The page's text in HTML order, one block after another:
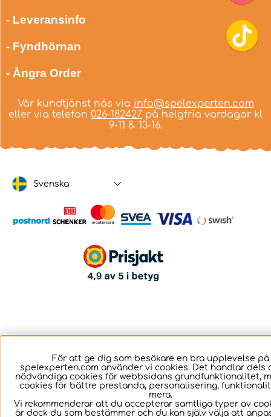
- Leveransinfo
- Fyndhörnan
- Ångra Order
Vår kundtjänst nås via info@spelexperten.com
eller via telefon 026-182427 på helgfria vardagar kl
9-11 & 13-16.
Svenska
För att ge dig som besökare en bra upplevelse på
spelexperten.com använder vi cookies. Det handlar dels
nödvändiga cookies för webbsidans grundfunktionalitet,
cookies för bättre prestanda, personalisering,
mera.
Vi rekommenderar att du accepterar samtliga typer av
är dock du som bestämmer och du kan själv välja att